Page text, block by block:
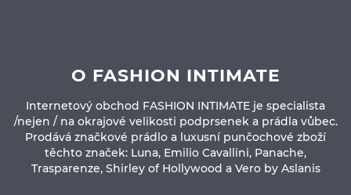
O FASHION INTIMATE
Internetový obchod FASHION INTIMATE je specialista
/nejen / na okrajové velikosti podprsenek a prádla vůbec.
Prodává značkové prádlo a luxusní punčochové zboží
těchto značek: Luna, Emilio Cavallini, Panache,
Trasparenze, Shirley of Hollywood a Vero by Aslanis